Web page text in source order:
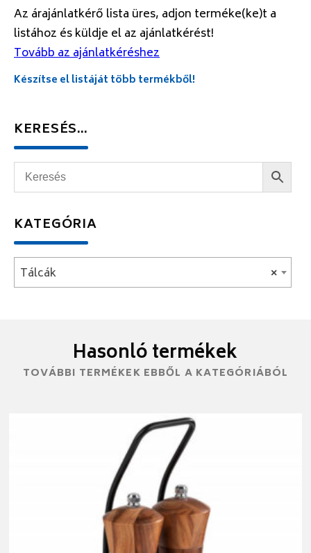
Az árajánlatkérő lista üres, adjon terméke(ke)t a
listához és küldje el az ajánlatkérést!
Tovább az ajánlatkéréshez
Készítse el listáját több termékből!
KERESÉS…
KATEGÓRIA
×
Tálcák
Hasonló termékek
TOVÁBBI TERMÉKEK EBBŐL A KATEGÓRIÁBÓL